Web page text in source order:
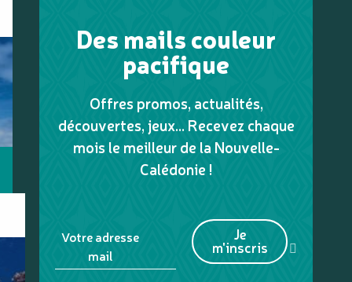
Des mails couleur
pacifique
Offres promos, actualités,
découvertes, jeux... Recevez chaque
mois le meilleur de la Nouvelle-
Calédonie !
Votre adresse
mail
Je
m'inscris